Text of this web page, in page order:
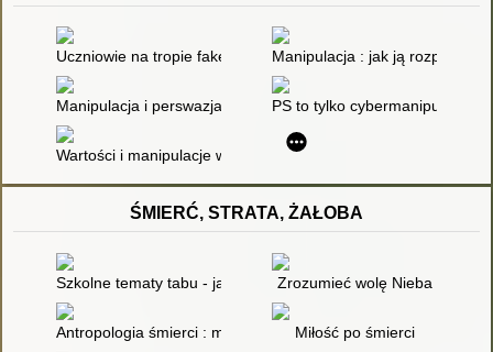
Uczniowie na tropie fake newsów : -zbiór wskazówek i zadań
Manipulacja : jak ją rozpoznać
Manipulacja i perswazja : scenariusz lekcji języka polskiego
PS to tylko cybermanipulacja
Wartości i manipulacje w podręcznikach szkolnych : praca
ŚMIERĆ, STRATA, ŻAŁOBA
Szkolne tematy tabu - jak pomóc dzieciom w przejściu żałoby
Zrozumieć wolę Nieba
Antropologia śmierci : myśl francuskaMiłość po śmierci